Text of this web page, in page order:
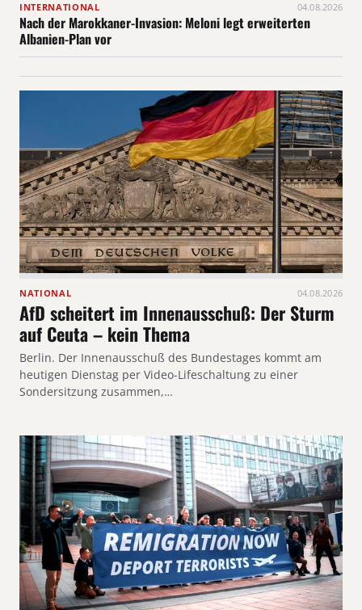
INTERNATIONAL 04.08.2026
Nach der Marokkaner-Invasion: Meloni legt erweiterten
Albanien-Plan vor
NATIONAL 04.08.2026
AfD scheitert im Innenausschuß: Der Sturm
auf Ceuta – kein Thema
Berlin. Der Innenausschuß des Bundestages kommt am
heutigen Dienstag per Video-Lifeschaltung zu einer
Sondersitzung zusammen,…